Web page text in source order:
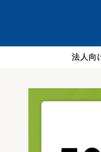
法人向